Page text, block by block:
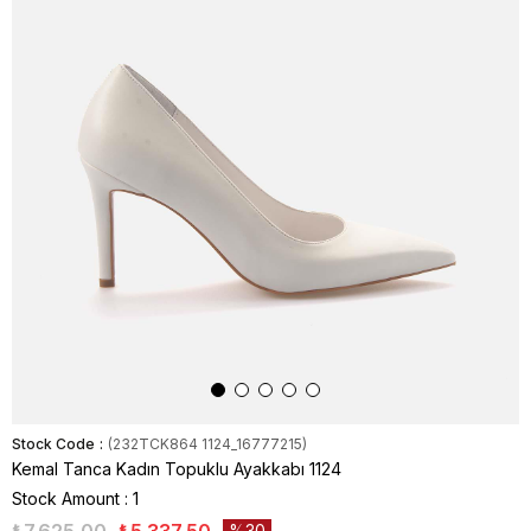
Stock Code (232TCK864 1124_16777215)
Kemal Tanca Kadın Topuklu Ayakkabı 1124
Stock Amount : 1